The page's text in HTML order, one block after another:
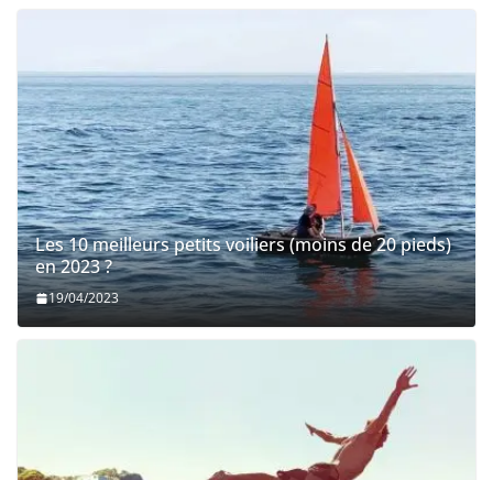
Les 10 meilleurs petits voiliers (moins de 20 pieds)
en 2023 ?
19/04/2023